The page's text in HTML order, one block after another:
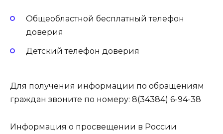
Общеобластной бесплатный телефон
доверия
Детский телефон доверия
Для получения информации по обращениям
граждан звоните по номеру: 8(34384) 6-94-38
Информация о просвещении в России